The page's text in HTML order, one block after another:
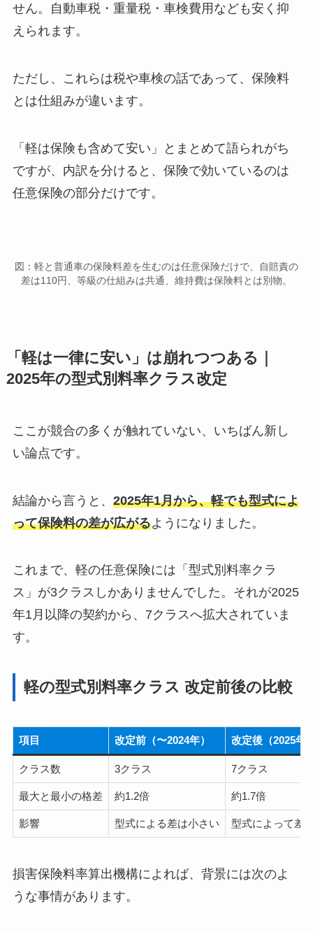
せん。自動車税・重量税・車検費用なども安く抑
えられます。
ただし、これらは税や車検の話であって、保険料
とは仕組みが違います。
「軽は保険も含めて安い」とまとめて語られがち
ですが、内訳を分けると、保険で効いているのは
任意保険の部分だけです。
図：軽と普通車の保険料差を生むのは任意保険だけで、自賠責の
差は110円、等級の仕組みは共通、維持費は保険料とは別物。
「軽は一律に安い」は崩れつつある｜
2025年の型式別料率クラス改定
ここが競合の多くが触れていない、いちばん新し
い論点です。
結論から言うと、 2025年1月から、軽でも型式によ
って保険料の差が広がるようになりました。
これまで、軽の任意保険には「型式別料率クラ
ス」が3クラスしかありませんでした。それが2025
年1月以降の契約から、7クラスへ拡大されていま
す。
軽の型式別料率クラス 改定前後の比較
項目 改定前（〜2024年） 改定後（2025年
クラス数 3クラス 7クラス
最大と最小の格差 約1.2倍 約1.7倍
影響 型式による差は小さい 型式によって差
損害保険料率算出機構によれば、背景には次のよ
うな事情があります。